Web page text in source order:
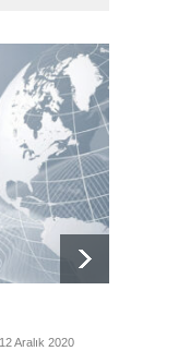
ettiği ABD
reddetti
2026
12 Aralık 2020